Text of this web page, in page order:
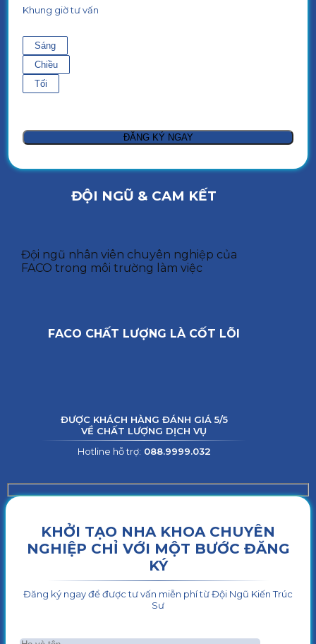
Khung giờ tư vấn
Sáng
Chiều
Tối
ĐỘI NGŨ & CAM KẾT
Đội ngũ nhân viên chuyên nghiệp của
FACO trong môi trường làm việc
FACO CHẤT LƯỢNG LÀ CỐT LÕI
ĐƯỢC KHÁCH HÀNG ĐÁNH GIÁ 5/5
VỀ CHẤT LƯỢNG DỊCH VỤ
Hotline hỗ trợ: 088.9999.032
KHỞI TẠO NHA KHOA CHUYÊN
NGHIỆP CHỈ VỚI MỘT BƯỚC ĐĂNG
KÝ
Đăng ký ngay để được tư vấn miễn phí từ Đội Ngũ Kiến Trúc
Sư